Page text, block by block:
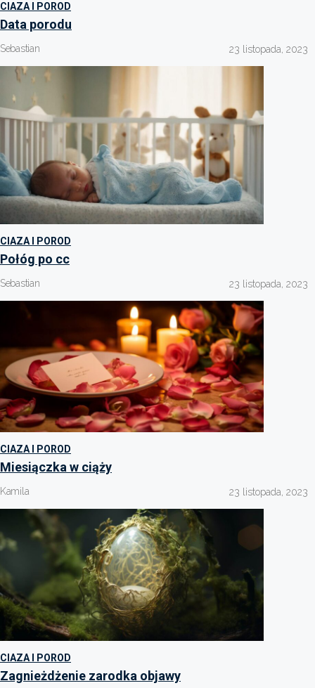
CIAZA I POROD
Data porodu
Sebastian 23 listopada, 2023
CIAZA I POROD
Połóg po cc
Sebastian 23 listopada, 2023
CIAZA I POROD
Miesiączka w ciąży
Kamila 23 listopada, 2023
CIAZA I POROD
Zagnieżdżenie zarodka objawy